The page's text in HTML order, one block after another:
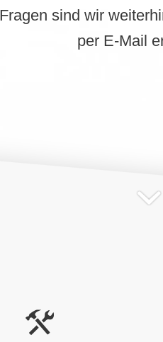
sind wir
per E-Mail